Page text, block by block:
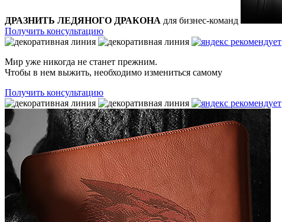
ДРАЗНИТЬ ЛЕДЯНОГО ДРАКОНА для бизнес-команд
Получить консультацию
рекомендует
Мир уже никогда не станет прежним.
Чтобы в нем выжить, необходимо измениться самому
Получить консультацию
рекомендует